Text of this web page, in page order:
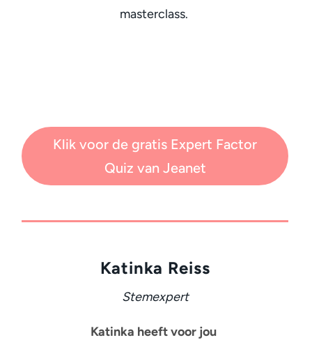
masterclass.
Klik voor de gratis Expert Factor
Quiz van Jeanet
Katinka Reiss
Stemexpert
Katinka heeft voor jou